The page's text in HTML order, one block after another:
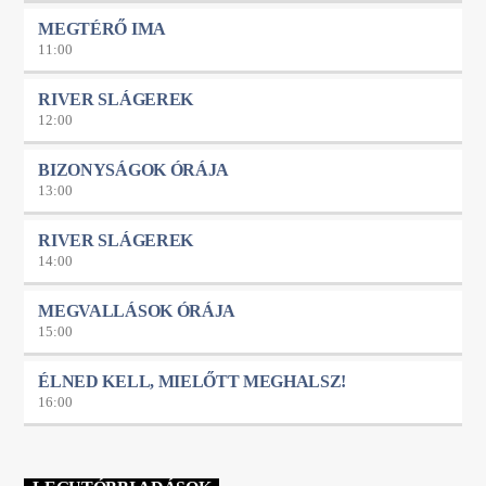
Megváltójuk munkájában asszisztensként vesznek részt, építik a
teljes elköteleződés felé. Premier: Minden hónap első hetében,
hétköznap, reggel 9 órakor. Naprakész információt az adásokról a
Social Média felületeinken olvashatsz.
MEGTÉRŐ IMA
11:00
RIVER SLÁGEREK
12:00
BIZONYSÁGOK ÓRÁJA
13:00
RIVER SLÁGEREK
14:00
MEGVALLÁSOK ÓRÁJA
15:00
ÉLNED KELL, MIELŐTT MEGHALSZ!
16:00